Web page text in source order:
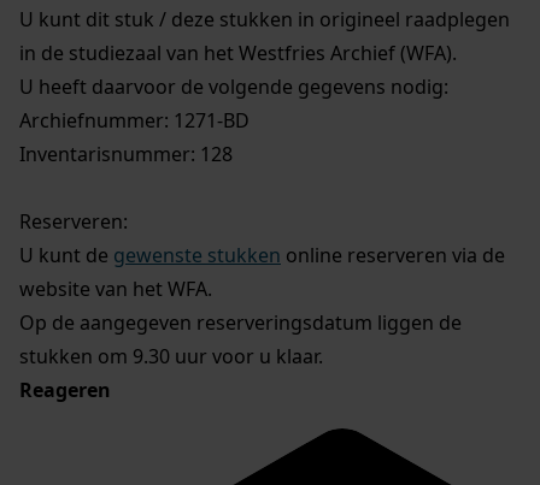
U kunt dit stuk / deze stukken in origineel raadplegen
in de studiezaal van het Westfries Archief (WFA).
U heeft daarvoor de volgende gegevens nodig:
Archiefnummer: 1271-BD
Inventarisnummer: 128
Reserveren:
U kunt de gewenste stukken online reserveren via de
website van het WFA.
Op de aangegeven reserveringsdatum liggen de
stukken om 9.30 uur voor u klaar.
Reageren